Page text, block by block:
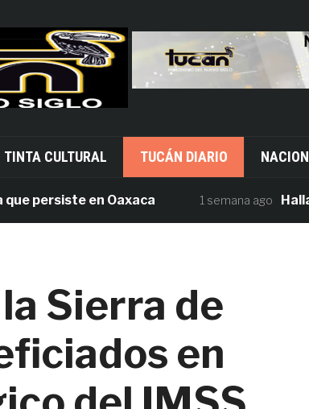
TINTA CULTURAL TUCÁN DIARIO
en Oaxaca 1 semana ago Hallan
Sierra de
en